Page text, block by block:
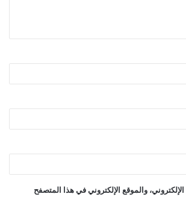
والموقع الإلكتروني في هذا المتصفح